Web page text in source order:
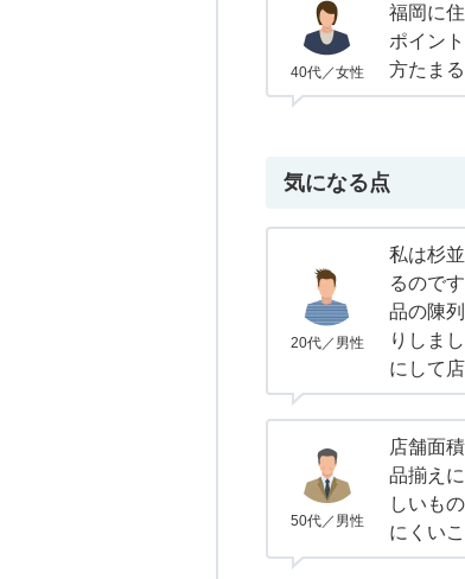
40代／女性
福岡に
ポイン
方たま
気になる点
20代／男性
私は杉
るので
品の陳
りしま
にして
50代／男性
店舗面
品揃え
しいも
にくい